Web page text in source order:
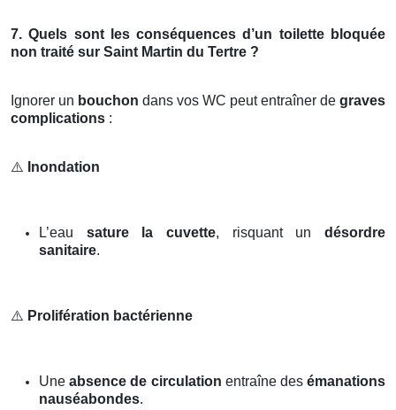
7. Quels sont les conséquences d’un toilette bloquée
non traité sur Saint Martin du Tertre ?
Ignorer un bouchon dans vos WC peut entraîner de graves
complications :
⚠️ Inondation
L’eau sature la cuvette, risquant undésordre
sanitaire.
⚠️ Prolifération bactérienne
Uneabsence de circulation entraîne desémanations
nauséabondes.